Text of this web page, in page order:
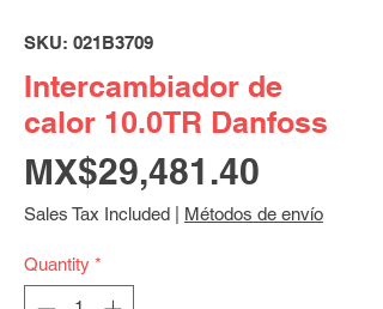
SKU: 021B3709
Intercambiador de
calor 10.0TR Danfoss
MX$29,481.40
Sales Tax Included Métodos de envío
Quantity *